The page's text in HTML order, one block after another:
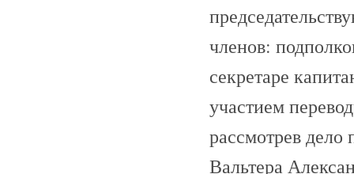
членов:
секретаре
участием
рассмотрев
Вальтера